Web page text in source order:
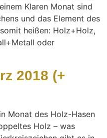
Klaren Monat sind
und das Element des
heißen: Holz+Holz,
oder
2018 (+
Monat des Holz-Hasen
Holz – was